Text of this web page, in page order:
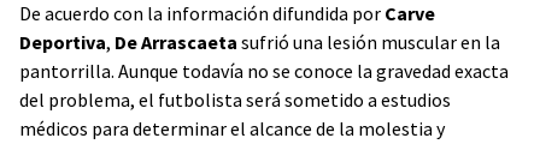
De acuerdo con la información difundida por Carve
Deportiva, De Arrascaeta sufrió una lesión muscular en la
pantorrilla. Aunque todavía no se conoce la gravedad exacta
del problema, el futbolista será sometido a estudios
médicos para determinar el alcance de la molestia y